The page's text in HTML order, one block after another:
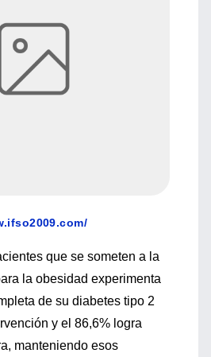
que se someten a la
la obesidad experimenta
de su diabetes tipo 2
y el 86,6% logra
manteniendo esos